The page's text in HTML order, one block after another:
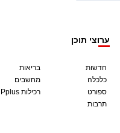
ערוצי תוכן
חדשות
כלכלה
ספורט
תרבות
בריאות
מחשבים
Pplus רכילות